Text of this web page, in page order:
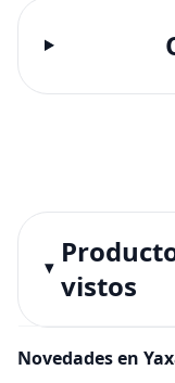
vistos
Novedades en